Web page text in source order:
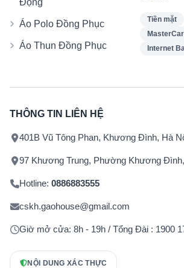
Áo Polo Đồng Phục
Áo Thun Đồng Phục
Tiền mặt
Internet
THÔNG TIN LIÊN HỆ
401B Vũ Tông Phan, Khương Đình, Hà
97 Khương Trung, Phường Khương
Hotline: 0886883555
cskh.gaohouse@gmail.com
Giờ mở cửa: 8h - 19h / Tổng Đài : 1900
NỘI DUNG XÁC THỰC